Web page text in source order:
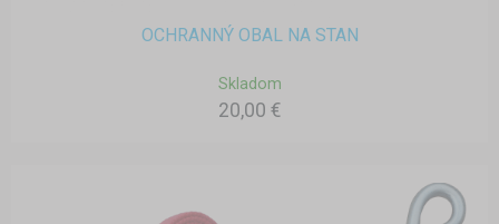
OCHRANNÝ OBAL NA STAN
Skladom
20,00 €